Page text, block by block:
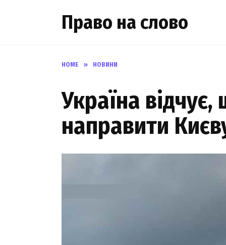
Право на слово
HOME » НОВИНИ
Україна
направити